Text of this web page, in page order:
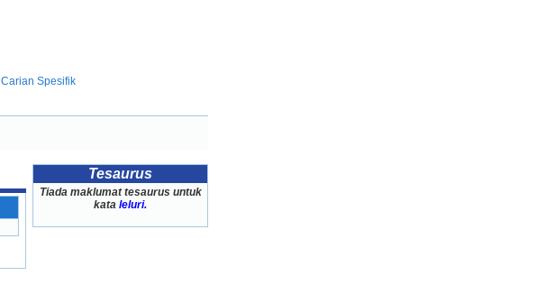
Carian Spesifik
Tesaurus
Tiada maklumat tesaurus untuk
kata leluri.